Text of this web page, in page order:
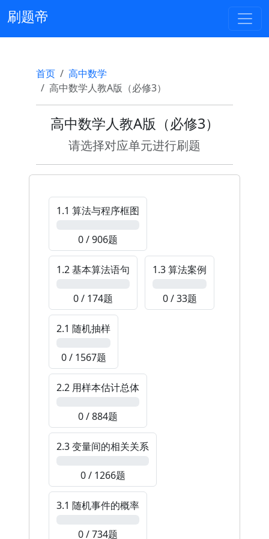
刷题帝
首页
高中数学
高中数学人教A版（必修3）
高中数学人教A版（必修3）
请选择对应单元进行刷题
1.1 算法与程序框图
0 / 906题
1.2 基本算法语句
0 / 174题
1.3 算法案例
0 / 33题
2.1 随机抽样
0 / 1567题
2.2 用样本估计总体
0 / 884题
2.3 变量间的相关关系
0 / 1266题
3.1 随机事件的概率
0 / 734题